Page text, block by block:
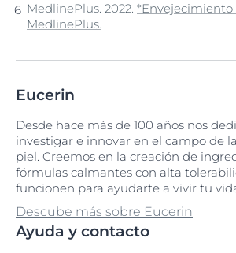
MedlinePlus. 2022. *Envejecimiento
MedlinePlus.
Eucerin
Desde hace más de 100 años nos
investigar e innovar en el campo de
piel. Creemos en la creación de
fórmulas calmantes con alta
funcionen para ayudarte a vivir tu
Descube más sobre Eucerin
Ayuda y contacto